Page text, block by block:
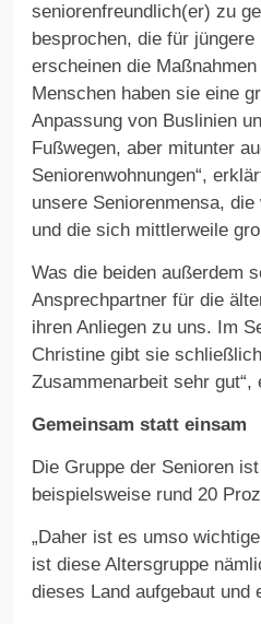
seniorenfreundlich(er) zu
besprochen, die für
erscheinen die
Menschen haben sie eine
Anpassung von Buslinien
Fußwegen, aber mitunter
Seniorenwohnungen“,
unsere Seniorenmensa,
und die sich mittlerweile
Was die beiden außerdem
Ansprechpartner für die
ihren Anliegen zu uns. Im
Christine gibt sie
Zusammenarbeit sehr gut“,
Gemeinsam statt einsam
Die Gruppe der Senioren
beispielsweise rund 20
„Daher ist es umso
ist diese Altersgruppe
dieses Land aufgebaut und